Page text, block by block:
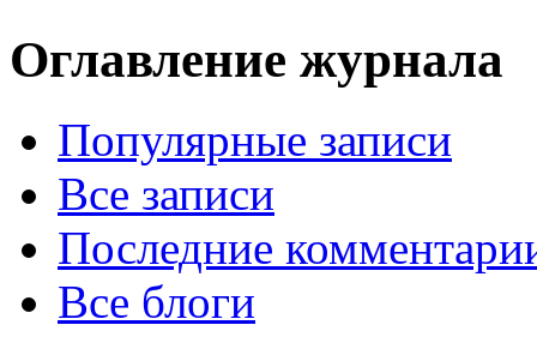
Оглавление журнала
Популярные записи
Все записи
Последние
Все блоги